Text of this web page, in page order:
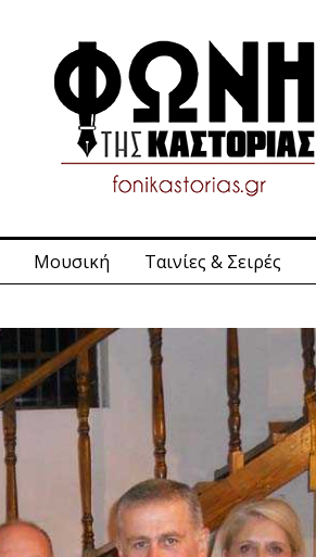
Μουσική Ταινίες & Σειρές